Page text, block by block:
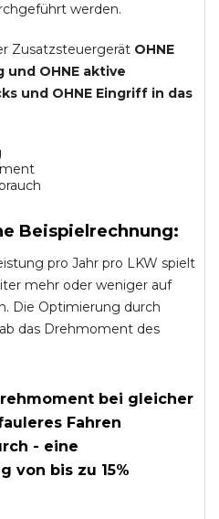
werden.
Zusatzsteuergerät OHNE
und OHNE aktive
und OHNE Eingriff in das
Beispielrechnung:
pro Jahr pro LKW spielt
mehr oder weniger auf
Die Optimierung durch
das Drehmoment des
bei gleicher
Fahren
- eine
von bis zu 15%